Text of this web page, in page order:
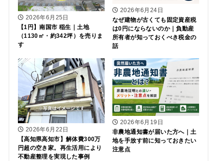
2026年6月25日
【1円】南国市 稲生｜土地
（1130㎡・約342坪）を売りま
す
2026年6月24日
なぜ建物が古くても固定資産税
は0円にならないのか｜負動産
所有者が知っておくべき税金の
話
2026年6月22日
【高知県高知市】解体費300万
円超の空き家。再生活用により
不動産整理を実現した事例
2026年6月19日
非農地通知書が届いた方へ｜土
地を手放す前に知っておきたい
注意点